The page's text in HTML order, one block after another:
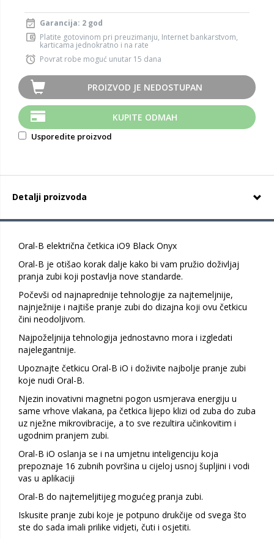
Garancija: 2 god
Platite gotovinom pri preuzimanju, Internet bankarstvom,
karticama jednokratno i na rate
Povrat robe moguć unutar 15 dana
PROIZVOD JE NEDOSTUPAN
KUPITE ODMAH
Usporedite proizvod
Detalji proizvoda
Oral-B električna četkica iO9 Black Onyx
Oral-B je otišao korak dalje kako bi vam pružio doživljaj
pranja zubi koji postavlja nove standarde.
Počevši od najnaprednije tehnologije za najtemeljnije,
najnježnije i najtiše pranje zubi do dizajna koji ovu četkicu
čini neodoljivom.
Najpoželjnija tehnologija jednostavno mora i izgledati
najelegantnije.
Upoznajte četkicu Oral-B iO i doživite najbolje pranje zubi
koje nudi Oral-B.
Njezin inovativni magnetni pogon usmjerava energiju u
same vrhove vlakana, pa četkica lijepo klizi od zuba do zuba
uz nježne mikrovibracije, a to sve rezultira učinkovitim i
ugodnim pranjem zubi.
Oral-B iO oslanja se i na umjetnu inteligenciju koja
prepoznaje 16 zubnih površina u cijeloj usnoj šupljini i vodi
vas u aplikaciji
Oral-B do najtemeljitijeg mogućeg pranja zubi.
Iskusite pranje zubi koje je potpuno drukčije od svega što
ste do sada imali prilike vidjeti, čuti i osjetiti.